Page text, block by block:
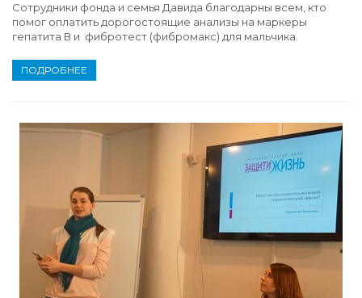
Сотрудники фонда и семья Давида благодарны всем, кто
помог оплатить дорогостоящие анализы на маркеры
гепатита В и фибротест (фибромакс) для мальчика.
ПОДРОБНЕЕ